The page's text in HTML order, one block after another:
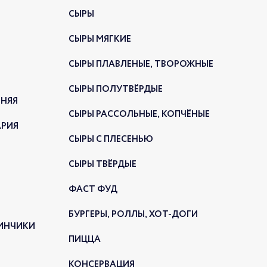
жареные пельмени.
СЫРЫ
СЫРЫ МЯГКИЕ
СЫРЫ ПЛАВЛЕНЫЕ, ТВОРОЖНЫЕ
СЫРЫ ПОЛУТВЁРДЫЕ
СЫРЫ РАССОЛЬНЫЕ, КОПЧЁНЫЕ
СЫРЫ С ПЛЕСЕНЬЮ
СЫРЫ ТВЁРДЫЕ
ФАСТ ФУД
БУРГЕРЫ, РОЛЛЫ, ХОТ-ДОГИ
ПИЦЦА